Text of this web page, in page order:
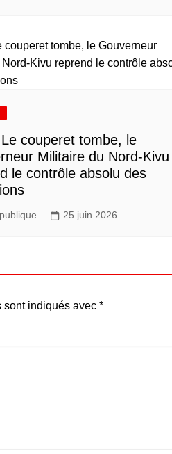
couperet tombe, le
Militaire du Nord-Kivu
le contrôle absolu des
25 juin 2026
sont indiqués avec *